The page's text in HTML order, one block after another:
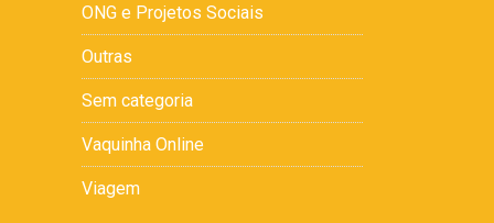
ONG e Projetos Sociais
Outras
Sem categoria
Vaquinha Online
Viagem